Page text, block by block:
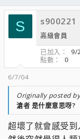
起
人
期
S s900221
高級會員
已加入
9/
點數
0
6/7/04
Originally posted
滄者 是什麼意思呀?
超壞了就會感受